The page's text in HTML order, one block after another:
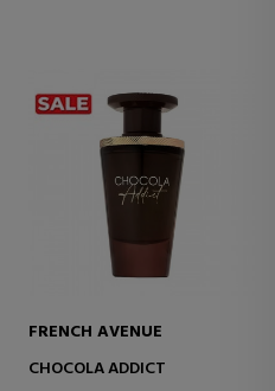
FRENCH AVENUE
CHOCOLA ADDICT